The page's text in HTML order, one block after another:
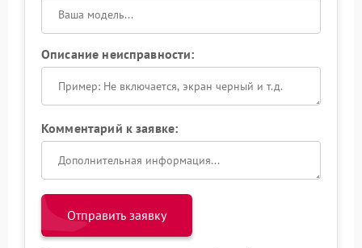
Описание неисправности:
Комментарий к заявке:
Отправить заявку